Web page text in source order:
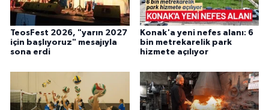
TeosFest 2026, "yarın 2027
için başlıyoruz" mesajıyla
sona erdi
Konak'a yeni nefes alanı: 6
bin metrekarelik park
hizmete açılıyor